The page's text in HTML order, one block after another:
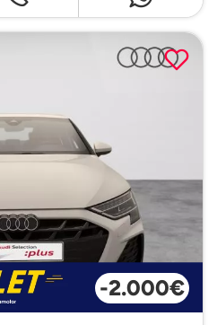
-2.000€